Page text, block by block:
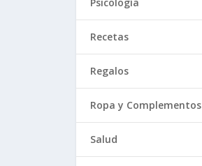
Recetas
Regalos
Ropa y Complementos
Salud